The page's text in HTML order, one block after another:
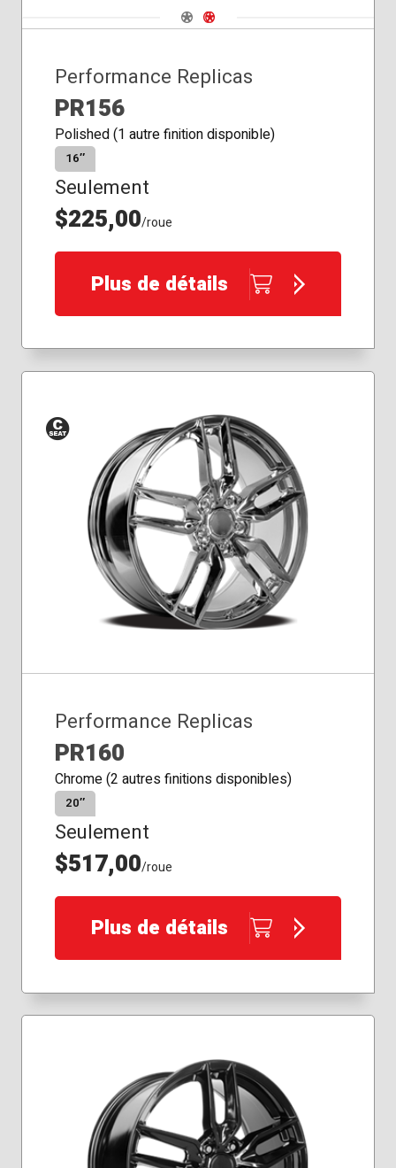
Navigate 1
Navigate 2
Performance Replicas
PR156
Polished (1 autre finition disponible)
16″
Seulement
$225,00/roue
Plus de détails
Siège
conique
Performance Replicas
PR160
Chrome (2 autres finitions disponibles)
20″
Seulement
$517,00/roue
Plus de détails